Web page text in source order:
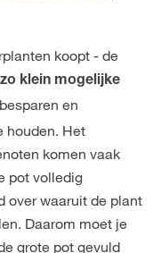
koopt - de
klein mogelijke
en
houden. Het
komen vaak
pot volledig
over waaruit de plant
Daarom moet je
grote pot gevuld